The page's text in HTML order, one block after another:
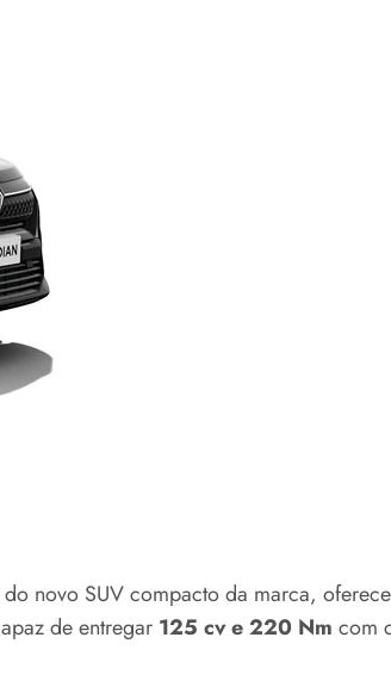
novo SUV compacto da marca,
de entregar 125 cv e 220 Nm com